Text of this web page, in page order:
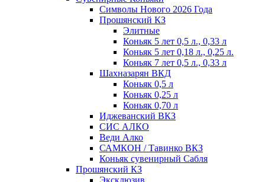
Символы Нового 2026 Года
Прошянский КЗ
Элитные
Коньяк 5 лет 0,5 л., 0,33 л
Коньяк 5 лет 0,18 л., 0,25 л.
Коньяк 7 лет 0,5 л., 0,33 л
Шахназарян ВКД
Коньяк 0,5 л
Коньяк 0,25 л
Коньяк 0,70 л
Иджеванский ВКЗ
СИС АЛКО
Веди Алко
САМКОН / Тавинко ВКЗ
Коньяк сувенирный Сабля
Прошянский КЗ
Эксклюзив